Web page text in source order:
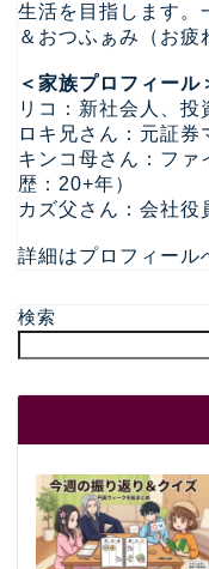
生活を目指します。
＆おつふぁみ（お疲
＜家族プロフィール
リコ：新社会人、投
ロキ兄さん：元証券
キンコ母さん：ファ
歴：20+年）
カズ父さん：会社役
詳細はプロフィール
検索